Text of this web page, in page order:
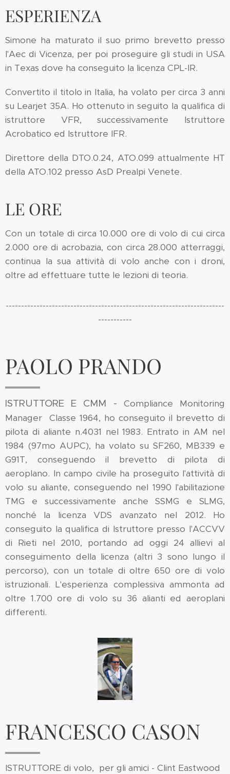
ESPERIENZA
Simone ha maturato il suo primo brevetto presso
l'Aec di Vicenza, per poi proseguire gli studi in USA
in Texas dove ha conseguito la licenza CPL-IR.
Convertito il titolo in Italia, ha volato per circa 3 anni
su Learjet 35A. Ho ottenuto in seguito la qualifica di
istruttore VFR, successivamente Istruttore
Acrobatico ed Istruttore IFR.
Direttore della DTO.0.24, ATO.099 attualmente HT
della ATO.102 presso AsD Prealpi Venete.
LE ORE
Con un totale di circa 10.000 ore di volo di cui circa
2.000 ore di acrobazia, con circa 28.000 atterraggi,
continua la sua attività di volo anche con i droni,
oltre ad effettuare tutte le lezioni di teoria.
-----------------------------------------------------------------------
-----------
PAOLO PRANDO
ISTRUTTORE E CMM - Compliance Monitoring
Manager Classe 1964, ho conseguito il brevetto di
pilota di aliante n.4031 nel 1983. Entrato in AM nel
1984 (97mo AUPC), ha volato su SF260, MB339 e
G91T, conseguendo il brevetto di pilota di
aeroplano. In campo civile ha proseguito l'attività di
volo su aliante, conseguendo nel 1990 l'abilitazione
TMG e successivamente anche SSMG e SLMG,
nonché la licenza VDS avanzato nel 2012. Ho
conseguito la qualifica di Istruttore presso l'ACCVV
di Rieti nel 2010, portando ad oggi 24 allievi al
conseguimento della licenza (altri 3 sono lungo il
percorso), con un totale di oltre 650 ore di volo
istruzionali. L'esperienza complessiva ammonta ad
oltre 1.700 ore di volo su 36 alianti ed aeroplani
differenti.
FRANCESCO CASON
ISTRUTTORE di volo, per gli amici - Clint Eastwood